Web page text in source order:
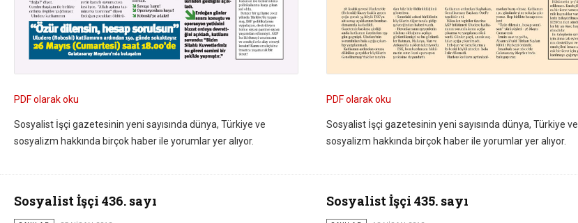
PDF olarak oku
Sosyalist İşçi gazetesinin yeni sayısında dünya, Türkiye ve
sosyalizm hakkında birçok haber ile yorumlar yer alıyor.
PDF olarak oku
Sosyalist İşçi gazetesinin yeni sayısında dünya, Türkiye ve
sosyalizm hakkında birçok haber ile yorumlar yer alıyor.
Sosyalist İşçi 436. sayı Sosyalist İşçi 435. sayı